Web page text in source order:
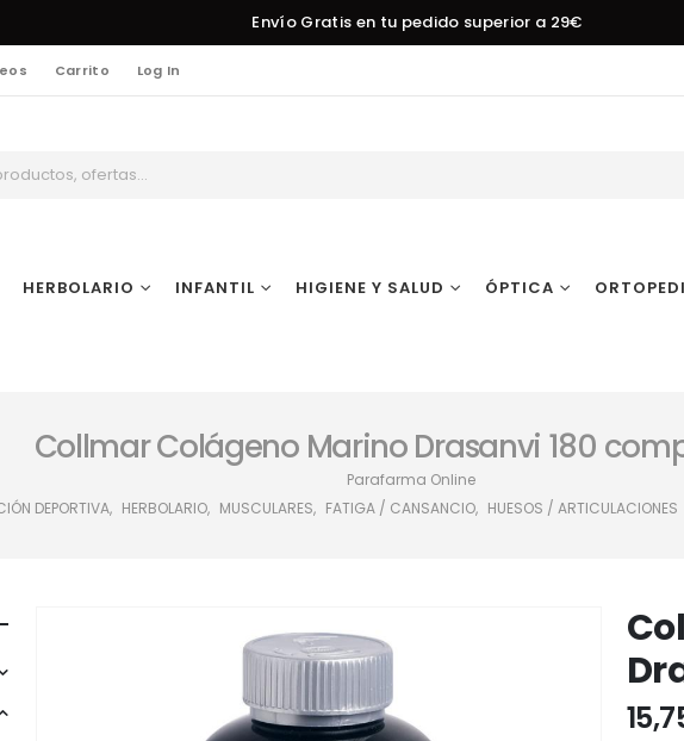
Envío Gratis en tu pedido superior a 29€
Carrito Log In
HERBOLARIO INFANTIL HIGIENE Y SALUD ÓPTICA
Collmar Colágeno Marino Drasanvi 180
Parafarma Online
DEPORTIVA, HERBOLARIO, MUSCULARES, FATIGA / CANSANCIO, HUESOS / ARTICULACIONES